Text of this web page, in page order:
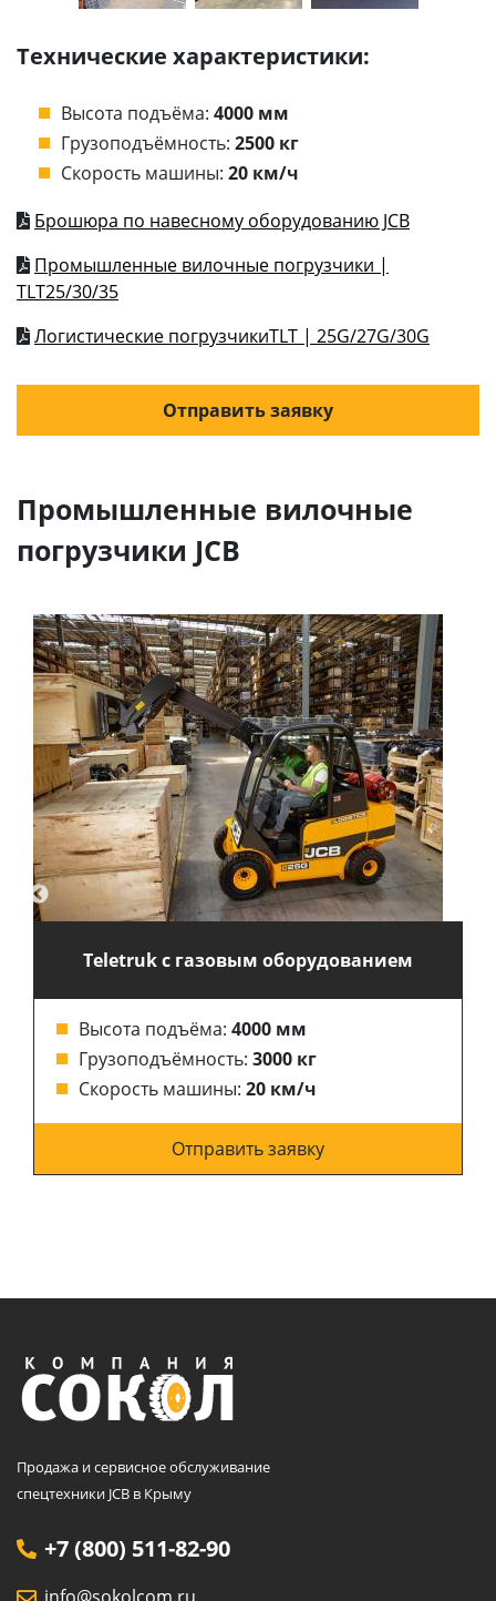
Технические характеристики:
Высота подъёма: 4000 мм
Грузоподъёмность: 2500 кг
Скорость машины: 20 км/ч
Брошюра по навесному оборудованию JCB
Промышленные вилочные погрузчики |
TLT25/30/35
Логистические погрузчикиTLT | 25G/27G/30G
Отправить заявку
Промышленные вилочные
погрузчики JCB
Teletruk с газовым оборудованием
Высота подъёма: 4000 мм
Грузоподъёмность: 3000 кг
Скорость машины: 20 км/ч
Отправить заявку
Продажа и сервисное обслуживание
спецтехники JCB в Крыму
+7 (800) 511-82-90